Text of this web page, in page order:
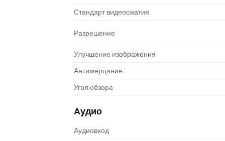
Стандарт видеосжатия
Разрешение
Улучшение изображения
Антимерцание
Угол обзора
Аудио
Аудиовход